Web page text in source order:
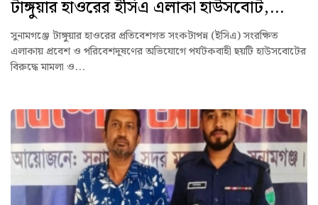
টাঙ্গুয়ার হাওরের ইসিএ এলাকা হাউসবোট,...
সুনামগঞ্জে টাঙ্গুয়ার হাওরের প্রতিবেশগত সংকটাপন্ন (ইসিএ) সংরক্ষিত
এলাকায় প্রবেশ ও পরিবেশদূষণের অভিযোগে পর্যটকবাহী ছয়টি হাউসবোটের
বিরুদ্ধে মামলা ও...